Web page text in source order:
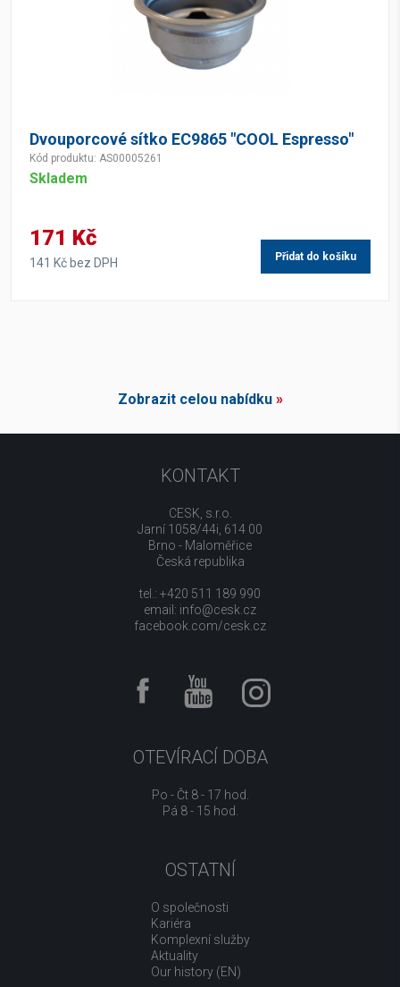
Dvouporcové sítko EC9865 "COOL Espresso"
Kód produktu: AS00005261
Skladem
171 Kč
141 Kč bez DPH Přidat do košíku
Zobrazit celou nabídku»
KONTAKT
CESK, s.r.o.
Jarní 1058/44i, 614 00
Brno - Maloměřice
Česká republika
tel.: +420 511 189 990
email: info@cesk.cz
facebook.com/cesk.cz
OTEVÍRACÍ DOBA
Po - Čt 8 - 17 hod.
Pá 8 - 15 hod.
OSTATNÍ
O společnosti
Kariéra
Komplexní služby
Aktuality
Our history (EN)